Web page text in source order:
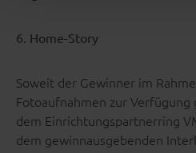
6. Home-Story
Soweit der Gewinner im
Fotoaufnahmen zur
dem Einrichtungspartnerring
dem gewinnausgebenden